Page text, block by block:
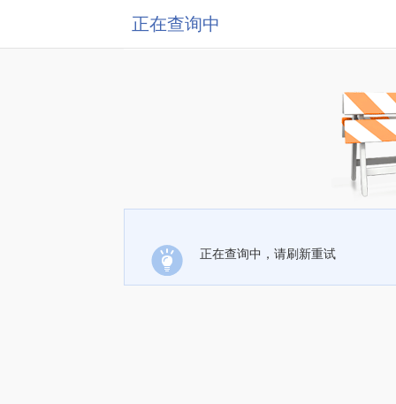
正在查询中
正在查询中，请刷新重试